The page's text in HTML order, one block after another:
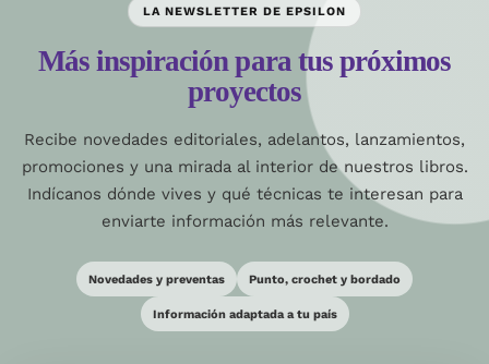
LA NEWSLETTER DE EPSILON
Más inspiración para tus próximos
proyectos
Recibe novedades editoriales, adelantos, lanzamientos,
promociones y una mirada al interior de nuestros libros.
Indícanos dónde vives y qué técnicas te interesan para
enviarte información más relevante.
Novedades y preventas Punto, crochet y bordado
Información adaptada a tu país